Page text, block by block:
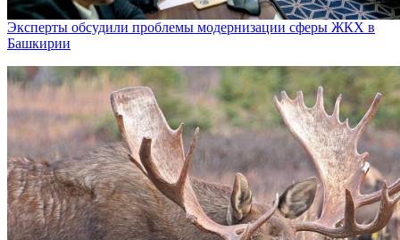
Эксперты обсудили проблемы модернизации сферы ЖКХ в
Башкирии